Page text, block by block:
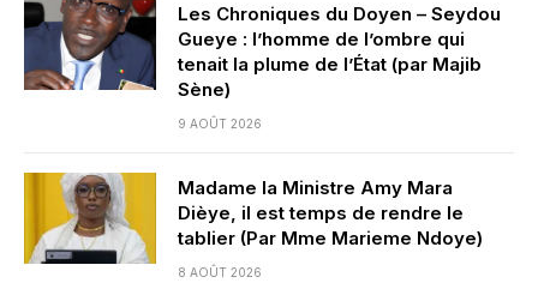
Les Chroniques du Doyen – Seydou
Gueye : l’homme de l’ombre qui
tenait la plume de l’État (par Majib
Sène)
9 AOÛT 2026
Madame la Ministre Amy Mara
Dièye, il est temps de rendre le
tablier (Par Mme Marieme Ndoye)
8 AOÛT 2026